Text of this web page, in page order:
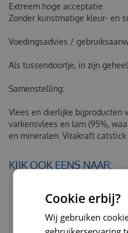
Extreem hoge acceptatie.
Zonder kunstmatige kleur- en
Voedingsadvies /
Als tussendoortje, in zijn
Samenstelling:
Vlees en dierlijke bijproducten
varkensvlees en lam (95%,
en mineralen. Vitakraft
KIJK OOK EENS NAAR:
Cookie erbij?
Wij gebruiken
gebruikerservaring